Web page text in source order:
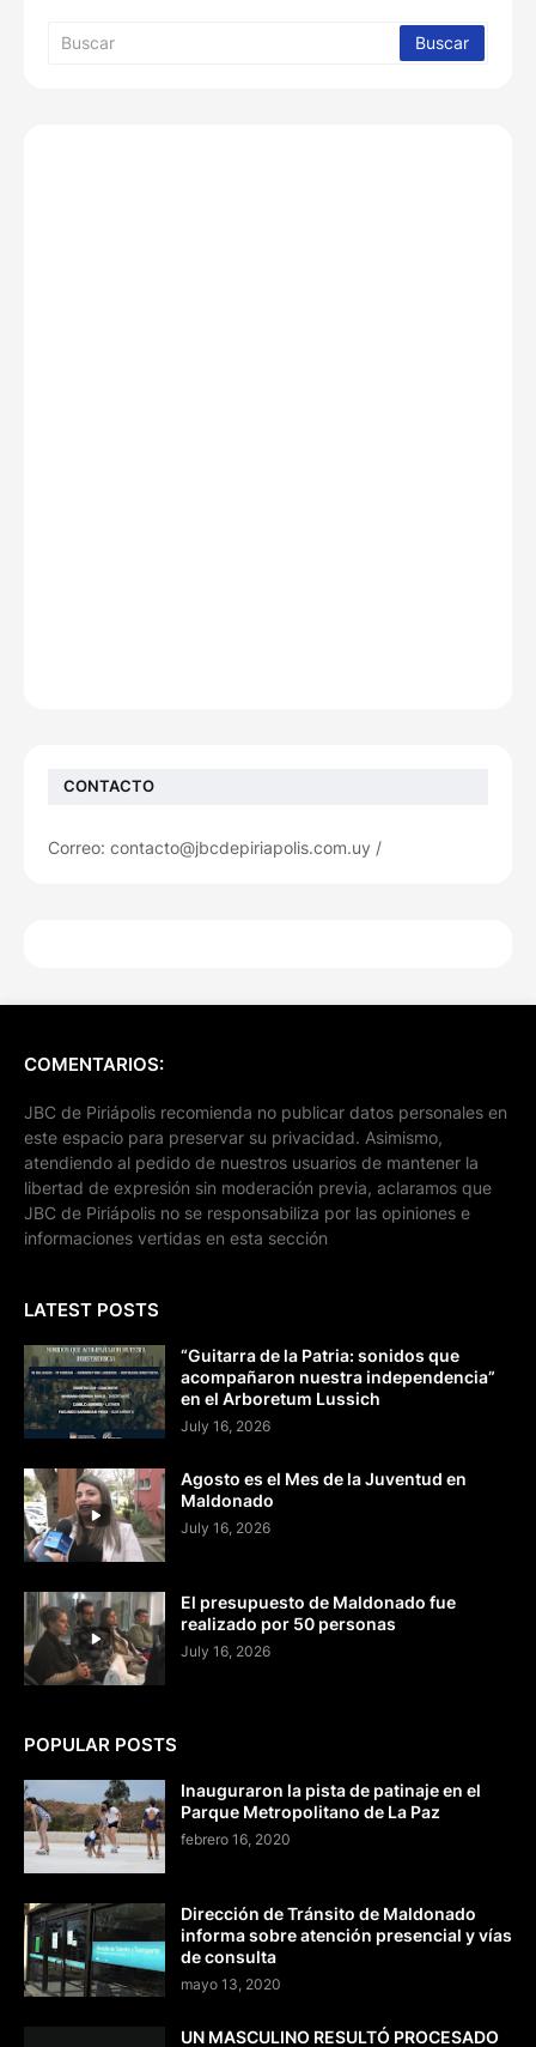
CONTACTO
Correo: contacto@jbcdepiriapolis.com.uy /
COMENTARIOS:
JBC de Piriápolis recomienda no publicar datos personales en
este espacio para preservar su privacidad. Asimismo,
atendiendo al pedido de nuestros usuarios de mantener la
libertad de expresión sin moderación previa, aclaramos que
JBC de Piriápolis no se responsabiliza por las opiniones e
informaciones vertidas en esta sección
LATEST POSTS
“Guitarra de la Patria: sonidos que
acompañaron nuestra independencia”
en el Arboretum Lussich
July 16, 2026
Agosto es el Mes de la Juventud en
Maldonado
July 16, 2026
El presupuesto de Maldonado fue
realizado por 50 personas
July 16, 2026
POPULAR POSTS
Inauguraron la pista de patinaje en el
Parque Metropolitano de La Paz
febrero 16, 2020
Dirección de Tránsito de Maldonado
informa sobre atención presencial y vías
de consulta
mayo 13, 2020
UN MASCULINO RESULTÓ PROCESADO